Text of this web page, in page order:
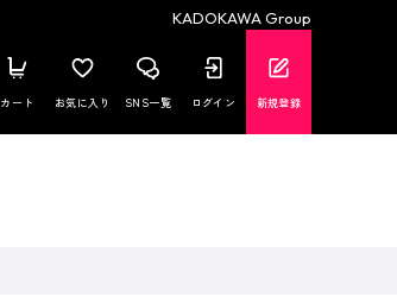
KADOKAWA Group
カート お気に入り SNS一覧 ログイン 新規登録